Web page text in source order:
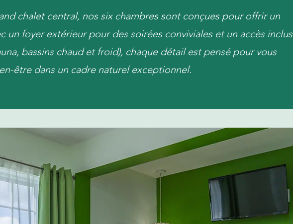
chalet central, nos six chambres sont conçues pour offrir un
un foyer extérieur pour des soirées conviviales et un accès inclus
bassins chaud et froid), chaque détail est pensé pour vous
être dans un cadre naturel exceptionnel.